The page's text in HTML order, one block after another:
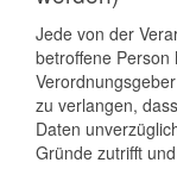
Jede von der
betroffene Person
zu verlangen,
Daten
Gründe zutrifft